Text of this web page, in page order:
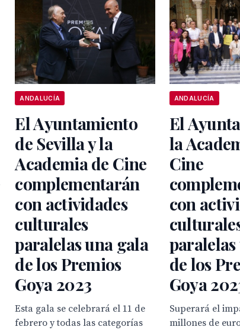
ANDALUCÍA
El Ayuntamiento
de Sevilla y la
Academia de Cine
complementarán
con actividades
culturales
paralelas una gala
de los Premios
Goya 2023
Esta gala se celebrará el 11 de
febrero y todas las categorías
ANDALUCÍA
El
la
Cine
con
de los
Goya
Superará el
millones de